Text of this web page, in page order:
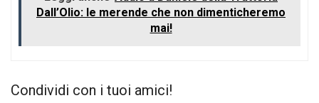
Dall’Olio: le merende che non dimenticheremo
mai!
Condividi con i tuoi amici!